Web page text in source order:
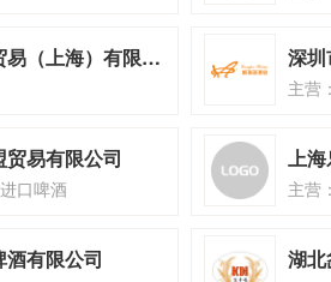
舜扬国际贸易（上海）有限公司 深
主营
易有限公司
口啤酒
上海
主营
有限公司 湖